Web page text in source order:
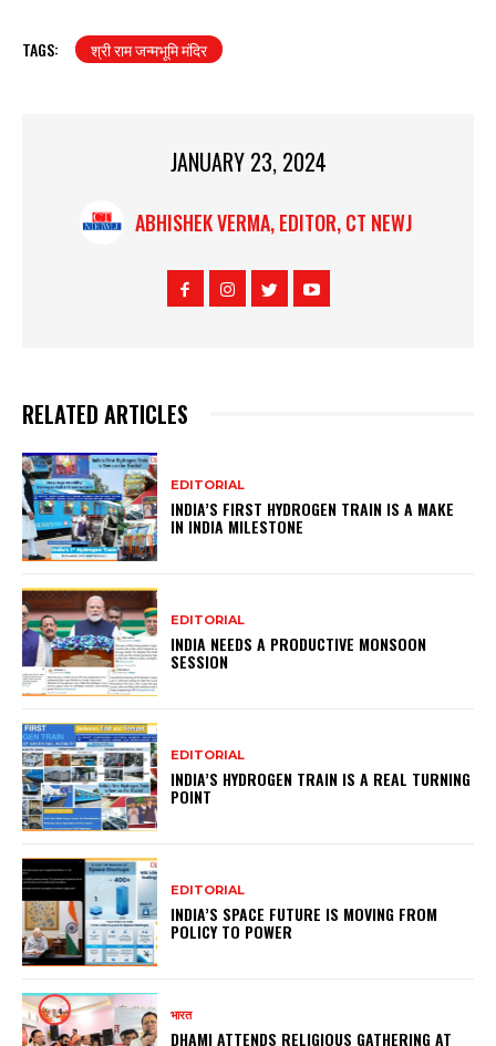
TAGS: श्री राम जन्मभूमि मंदिर
JANUARY 23, 2024
ABHISHEK VERMA, EDITOR, CT NEWJ
RELATED ARTICLES
EDITORIAL
INDIA’S FIRST HYDROGEN TRAIN IS A MAKE
IN INDIA MILESTONE
EDITORIAL
INDIA NEEDS A PRODUCTIVE MONSOON
SESSION
EDITORIAL
INDIA’S HYDROGEN TRAIN IS A REAL TURNING
POINT
EDITORIAL
INDIA’S SPACE FUTURE IS MOVING FROM
POLICY TO POWER
भारत
DHAMI ATTENDS RELIGIOUS GATHERING AT